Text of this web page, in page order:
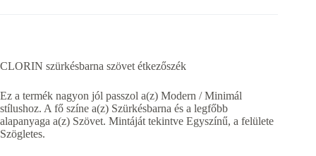
CLORIN szürkésbarna szövet étkezőszék
Ez a termék nagyon jól passzol a(z) Modern / Minimál
stílushoz. A fő színe a(z) Szürkésbarna és a legfőbb
alapanyaga a(z) Szövet. Mintáját tekintve Egyszínű, a felülete
Szögletes.